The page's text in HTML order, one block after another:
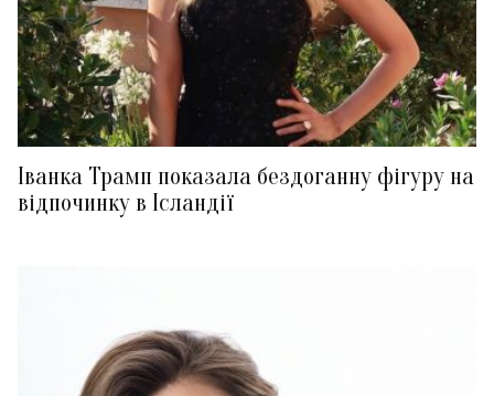
Іванка Трамп показала бездоганну фігуру на
відпочинку в Ісландії